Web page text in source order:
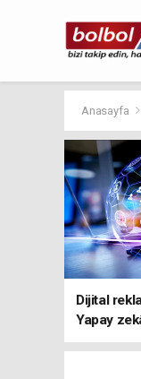
Anasayfa
Dijital
Yapay